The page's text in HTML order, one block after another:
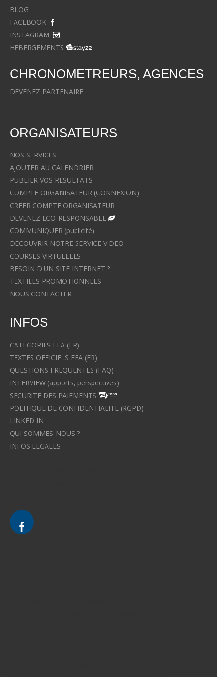
BLOG
FACEBOOK
INSTAGRAM
HEBERGEMENTS
CHRONOMETREURS, AGENCES
DEVENEZ PARTENAIRE
ORGANISATEURS
NOS SERVICES
AJOUTER AU CALENDRIER
PUBLIER VOS RESULTATS
COMPTE ORGANISATEUR (CONNEXION)
CREER COMPTE ORGANISATEUR
DEVENEZ ECO-RESPONSABLE
COMMUNIQUER (publicité)
DECOUVRIR NOTRE SERVICE VIDEO
COURSES VIRTUELLES
BESOIN D'UN SITE INTERNET ?
TEXTILES PROMOTIONNELS
NOUS CONTACTER
INFOS
CATEGORIES FFA (FR)
TEXTES OFFICIELS FFA (FR)
QUESTIONS FREQUENTES (FAQ)
INTERVIEW (apports, perspectives)
SECURITE DES PAIEMENTS
POLITIQUE DE CONFIDENTIALITE (RGPD)
LINKED IN
QUI SOMMES-NOUS ?
INFOS LEGALES